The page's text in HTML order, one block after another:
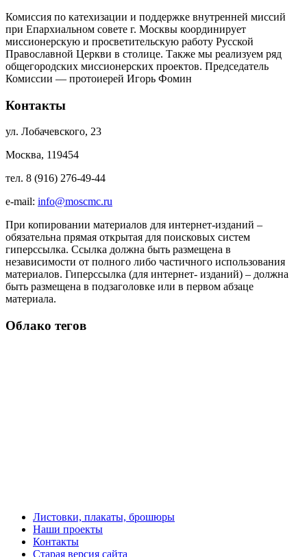
Комиссия по катехизации и поддержке внутренней миссий
при Епархиальном совете г. Москвы координирует
миссионерскую и просветительскую работу Русской
Православной Церкви в столице. Также мы реализуем ряд
общегородских миссионерских проектов. Председатель
Комиссии — протоиерей Игорь Фомин
Контакты
ул. Лобачевского, 23
Москва, 119454
тел. 8 (916) 276-49-44
e-mail: info@moscmc.ru
При копировании материалов для интернет-изданий –
обязательна прямая открытая для поисковых систем
гиперссылка. Ссылка должна быть размещена в
независимости от полного либо частичного использования
материалов. Гиперссылка (для интернет- изданий) – должна
быть размещена в подзаголовке или в первом абзаце
материала.
Облако тегов
Листовки, плакаты, брошюры
Наши проекты
Контакты
Старая версия сайта